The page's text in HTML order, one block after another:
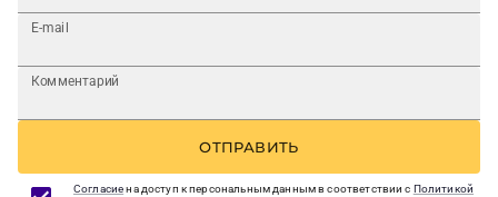
E-mail
Комментарий
ОТПРАВИТЬ
Согласиена доступ к персональным данным в соответствии с Политикой